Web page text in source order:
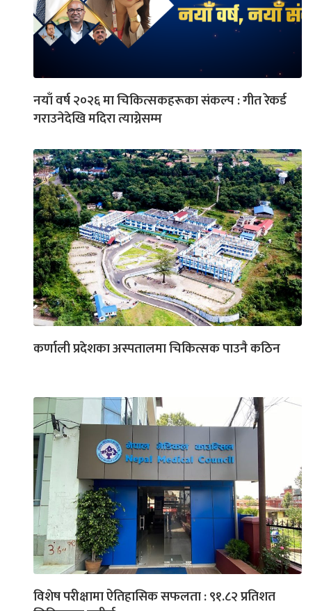
नयाँ वर्ष २०२६ मा चिकित्सकहरूका संकल्प : गीत रेकर्ड
गराउनेदेखि मदिरा त्याग्नेसम्म
कर्णाली प्रदेशका अस्पतालमा चिकित्सक पाउनै कठिन
विशेष परीक्षामा ऐतिहासिक सफलता : ९१.८२ प्रतिशत